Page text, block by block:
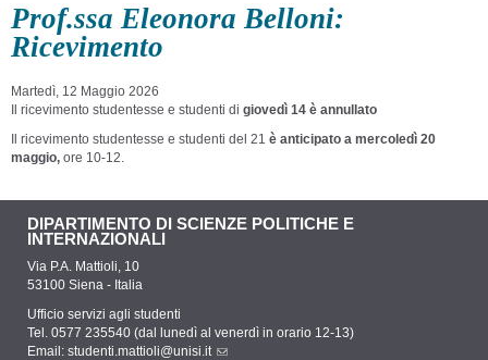
Prof.ssa Eleonora Belloni:
Ricevimento
Martedì, 12 Maggio 2026
Il ricevimento studentesse e studenti di giovedì 14 è annullato
Il ricevimento studentesse e studenti del 21 è anticipato a mercoledì 20
maggio, ore 10-12.
DIPARTIMENTO DI SCIENZE POLITICHE E
INTERNAZIONALI
Via P.A. Mattioli, 10
53100 Siena - Italia
Ufficio servizi agli studenti
Tel. 0577 235540 (dal lunedì al venerdì in orario 12-13)
Email: studenti.mattioli@unisi.it